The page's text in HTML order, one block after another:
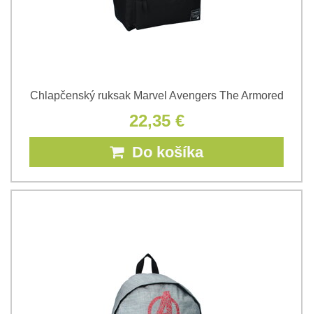
Chlapčenský ruksak Marvel Avengers The Armored
22,35 €
Do košíka